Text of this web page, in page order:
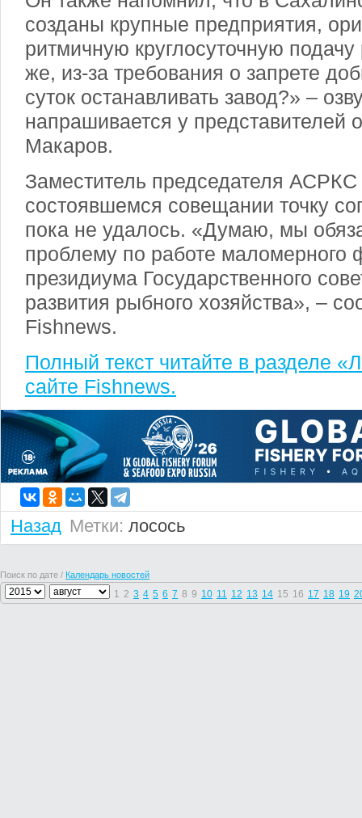
созданы крупные предприятия,
ритмичную круглосуточную
же, из-за требования о запрете
суток останавливать завод?» –
напрашивается у представителей
Макаров.
Заместитель председателя АСРКС
состоявшемся совещании точку
пока не удалось. «Думаю, мы
проблему по работе маломерного
президиума Государственного
развития рыбного хозяйства», –
Fishnews.
Полный текст читайте в разделе
сайте Fishnews.
Назад Метки: лосось
Поиск по дате / Календарь новостей
1 2 3 4 5 6 7 8 9 10 11 12 13 14 15 16 17 18 19